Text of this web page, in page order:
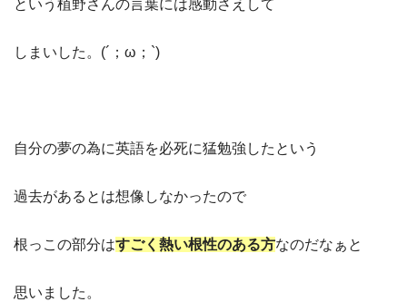
という植野さんの言葉には感動さえして
しまいした。(´；ω；`)
自分の夢の為に英語を必死に猛勉強したという
過去があるとは想像しなかったので
根っこの部分はすごく熱い根性のある方なのだなぁと
思いました。